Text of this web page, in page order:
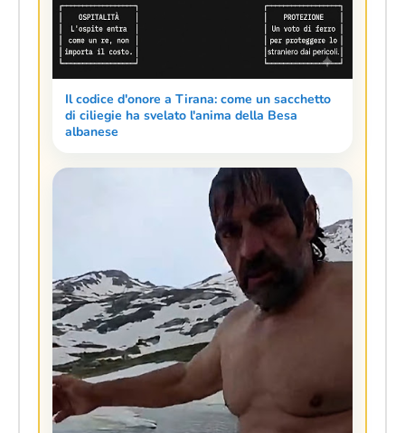
Il codice d'onore a Tirana: come un sacchetto
di ciliegie ha svelato l'anima della Besa
albanese